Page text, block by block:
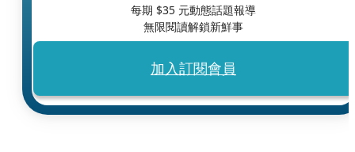
每期 $35 元動態話題報導
無限閱讀解鎖新鮮事
加入訂閱會員